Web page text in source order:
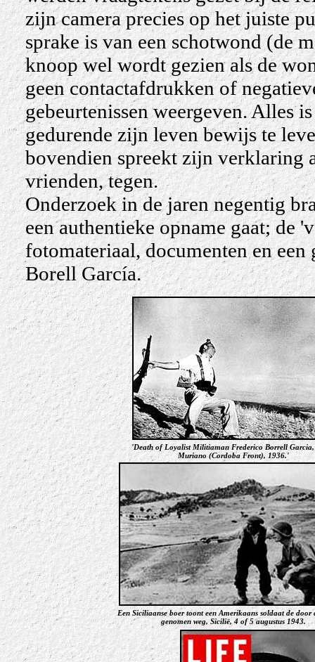
zijn camera precies op het juiste
sprake is van een schotwond (de
knoop wel wordt gezien als de
geen contactafdrukken of
gebeurtenissen weergeven. Alles
gedurende zijn leven bewijs te
bovendien spreekt zijn verklaring
vrienden, tegen.
Onderzoek in de jaren negentig
een authentieke opname gaat; de
fotomateriaal, documenten en
Borell García.
'Death of Loyalist Militiaman Frederico Borrell Garcia,
Muriano (Cordoba Front), 1936.'
Een Siciliaanse boer toont een Amerikaans soldaat de door
genomen weg, Sicilië, 4 of 5 augustus 1943.